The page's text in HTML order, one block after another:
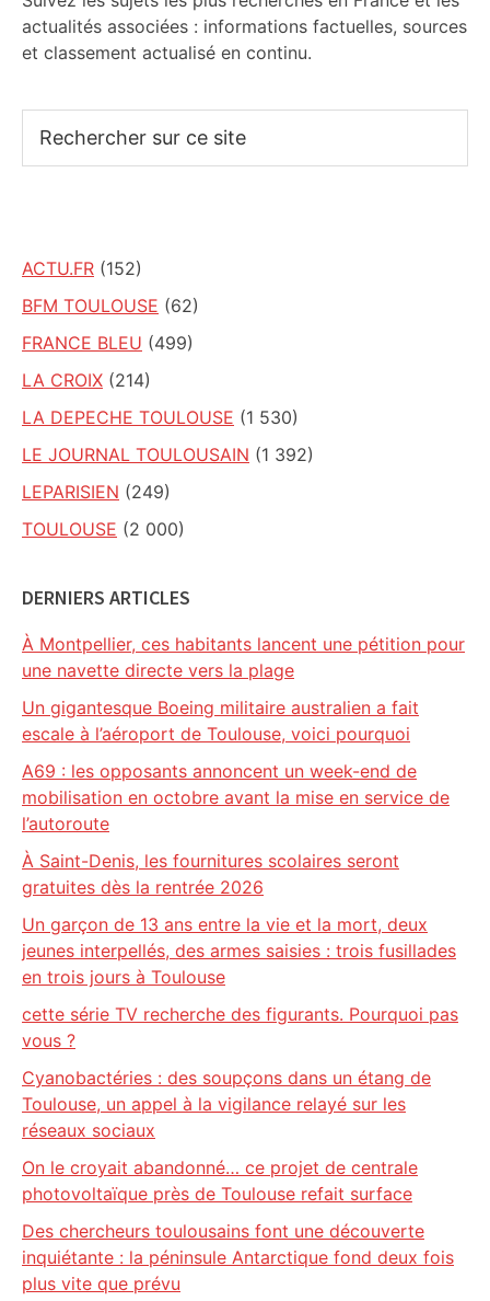
actualités associées : informations factuelles, sources
et classement actualisé en continu.
sur
ACTU.FR (152)
BFM TOULOUSE (62)
FRANCE BLEU (499)
LA CROIX (214)
LA DEPECHE TOULOUSE (1 530)
LE JOURNAL TOULOUSAIN (1 392)
LEPARISIEN (249)
TOULOUSE (2 000)
DERNIERS ARTICLES
À Montpellier, ces habitants lancent une pétition pour
une navette directe vers la plage
Un gigantesque Boeing militaire australien a fait
escale à l’aéroport de Toulouse, voici pourquoi
A69 : les opposants annoncent un week-end de
mobilisation en octobre avant la mise en service de
l’autoroute
À Saint-Denis, les fournitures scolaires seront
gratuites dès la rentrée 2026
Un garçon de 13 ans entre la vie et la mort, deux
jeunes interpellés, des armes saisies : trois fusillades
en trois jours à Toulouse
cette série TV recherche des figurants. Pourquoi pas
vous ?
Cyanobactéries : des soupçons dans un étang de
Toulouse, un appel à la vigilance relayé sur les
réseaux sociaux
On le croyait abandonné… ce projet de centrale
photovoltaïque près de Toulouse refait surface
Des chercheurs toulousains font une découverte
inquiétante : la péninsule Antarctique fond deux fois
plus vite que prévu